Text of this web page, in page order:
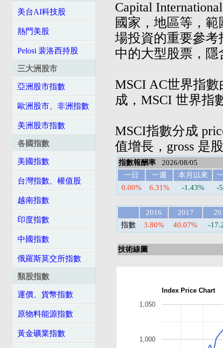
美台AI科技股
熱門美股
Pelosi 裴洛西持股
三大洲股市
亞洲股市指數
歐洲股市、非洲指數
美洲股市指數
各國指數
美國指數
台灣指數、權值股
越南指數
印度指數
中國指數
俄羅斯莫交所指數
類股指數
運價、貨幣指數
原物料能源指數
黃金礦業指數
Capital
國家，地區等，
場投資的重要參
中的大型股票，
MSCI AC世界指
成，MSCI 世界指
MSCI指數分成
值增長，gross 是
指數報酬率 2026/08/05
一日
一週 本月以來
0.00%
6.31% -1.43% -
2016 2017
指數
3.80% 40.07% -
技術線圖
Index Price Chart
1,000
1,050